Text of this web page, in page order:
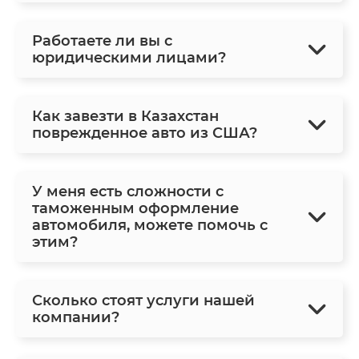
Работаете ли вы с
юридическими лицами?
Как завезти в Казахстан
поврежденное авто из США?
У меня есть сложности с
таможенным оформление
автомобиля, можете помочь с
этим?
Сколько стоят услуги нашей
компании?